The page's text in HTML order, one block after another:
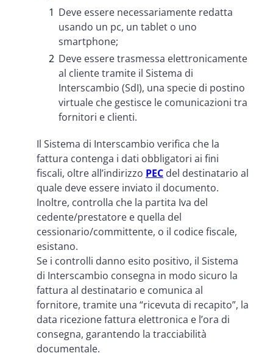
Deve essere necessariamente redatta
usando un pc, un tablet o uno
smartphone;
Deve essere trasmessa elettronicamente
al cliente tramite il Sistema di
Interscambio (SdI), una specie di postino
virtuale che gestisce le comunicazioni tra
fornitori e clienti.
Il Sistema di Interscambio verifica che la
fattura contenga i dati obbligatori ai fini
fiscali, oltre all’indirizzo PEC del destinatario al
quale deve essere inviato il documento.
Inoltre, controlla che la partita Iva del
cedente/prestatore e quella del
cessionario/committente, o il codice fiscale,
esistano.
Se i controlli danno esito positivo, il Sistema
di Interscambio consegna in modo sicuro la
fattura al destinatario e comunica al
fornitore, tramite una “ricevuta di recapito”, la
data ricezione fattura elettronica e l’ora di
consegna, garantendo la tracciabilità
documentale.